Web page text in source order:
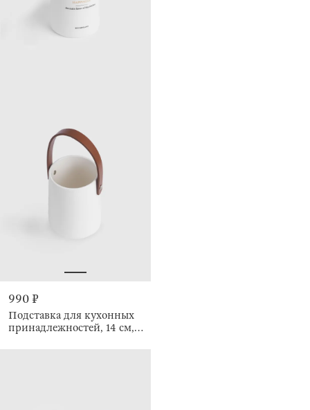
990 ₽
Подставка для кухонных
принадлежностей, 14 см,